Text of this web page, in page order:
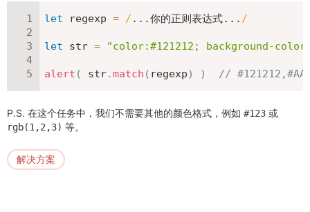
let regexp = / ...你的正则表达式... /
let str = "color:#121212; background-
alert ( str.match ( regexp) ) //
P.S. 在这个任务中，我们不需要其他的颜色格式，例如 #123 或
rgb(1,2,3) 等。
解决方案